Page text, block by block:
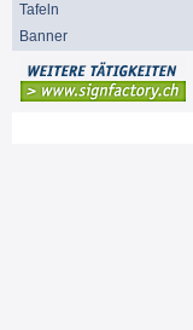
Tafeln
Banner